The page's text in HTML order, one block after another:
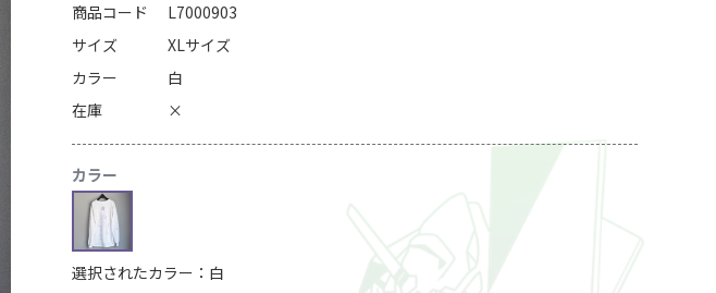
商品コード
L7000903
サイズ
XLサイズ
カラー
白
在庫
×
カラー
選択されたカラー：白